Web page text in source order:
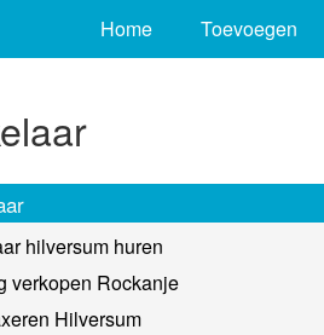
Home Toevoegen
hilversum huren
verkopen Rockanje
Hilversum